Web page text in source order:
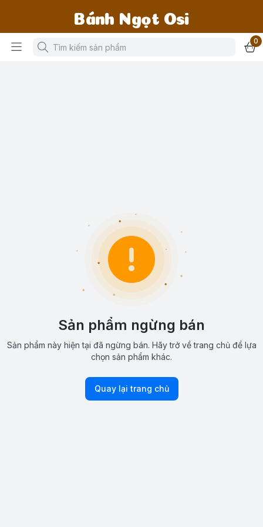
Bánh Ngọt Osi
0
Sản phẩm ngừng bán
Sản phẩm này hiện tại đã ngừng bán. Hãy trở về trang chủ để lựa
chọn sản phẩm khác.
Quay lại trang chủ